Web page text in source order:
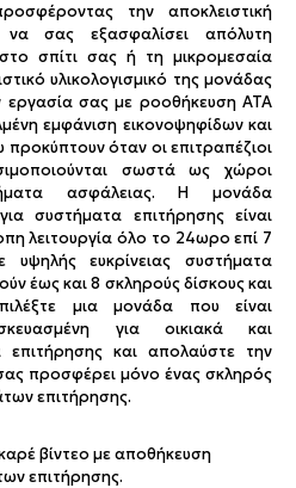
την αποκλειστική
να σας εξασφαλίσει απόλυτη
σπίτι σας ή τη μικρομεσαία
υλικολογισμικό της μονάδας
εργασία σας με ροοθήκευση ATA
εμφάνιση εικονοψηφίδων και
προκύπτουν όταν οι επιτραπέζιοι
σωστά ως χώροι
ασφάλειας. Η μονάδα
συστήματα επιτήρησης είναι
λειτουργία όλο το 24ωρο επί 7
ευκρίνειας συστήματα
έως και 8 σκληρούς δίσκους και
μια μονάδα που είναι
για οικιακά και
επιτήρησης και απολαύστε την
προσφέρει μόνο ένας σκληρός
επιτήρησης.
βίντεο με αποθήκευση
επιτήρησης.